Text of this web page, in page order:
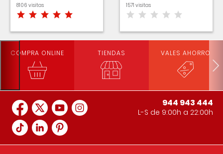
remolacha
8106 visitas
cebolla y piña
1571 visitas
COMPRA ONLINE TIENDAS VALES AHORRO
944 943 444
L-S de 9:00h a 22:00h